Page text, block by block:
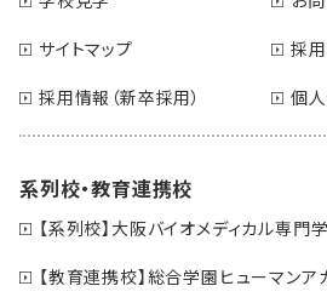
サイトマップ
採用
採用情報（新卒採用）
個
系列校・教育連携校
【系列校】大阪バイオメディカル専門
【教育連携校】総合学園ヒューマンア